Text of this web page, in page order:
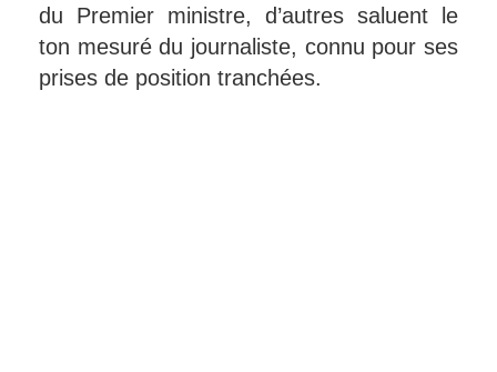
du Premier ministre, d’autres saluent le
ton mesuré du journaliste, connu pour ses
prises de position tranchées.